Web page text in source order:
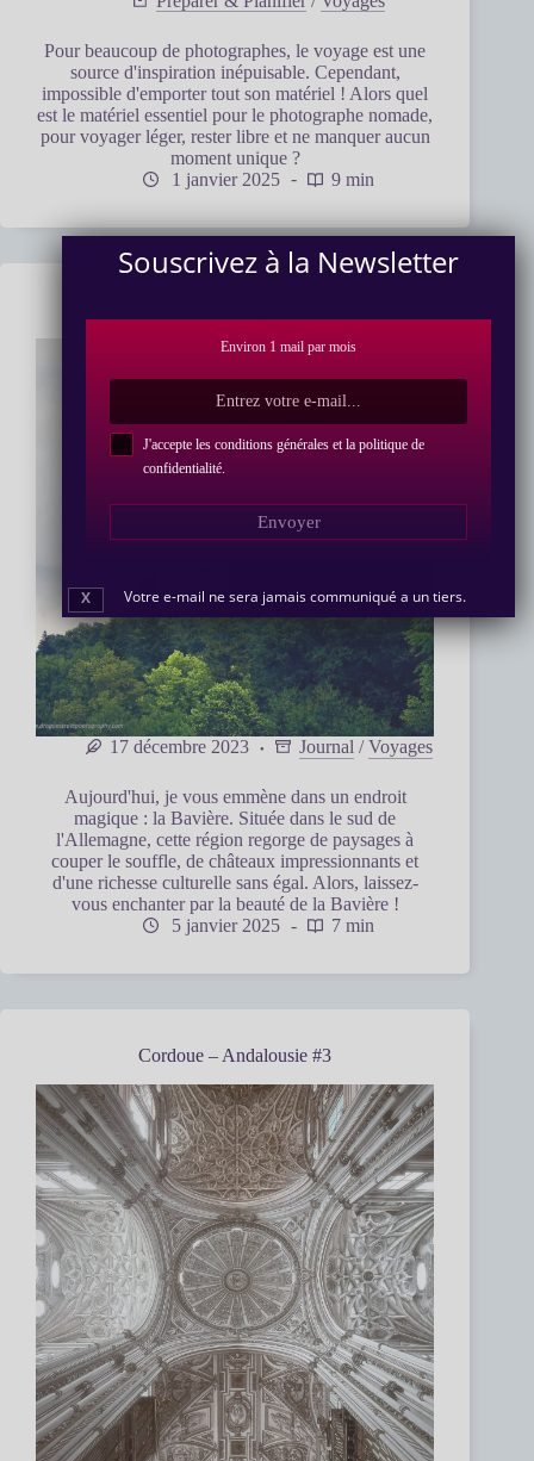
Pour beaucoup de photographes, le voyage est une
source d'inspiration inépuisable. Cependant,
impossible d'emporter tout son matériel ! Alors quel
est le matériel essentiel pour le photographe nomade,
pour voyager léger, rester libre et ne manquer aucun
moment unique ?
1 janvier 2025
9 min
17 décembre 2023 Journal /Voyages
Aujourd'hui, je vous emmène dans un endroit
magique : la Bavière. Située dans le sud de
l'Allemagne, cette région regorge de paysages à
couper le souffle, de châteaux impressionnants et
d'une richesse culturelle sans égal. Alors, laissez-
vous enchanter par la beauté de la Bavière !
5 janvier 2025
7 min
Cordoue – Andalousie #3
Souscrivez à la Newsletter
Environ 1 mail par mois
Envoyer
Votre e-mail ne sera jamais communiqué a un tiers.
X
J'accepte les conditions générales et la politique de
confidentialité.